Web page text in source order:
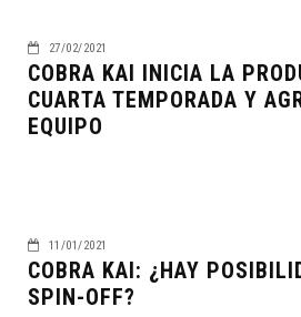
27/02/2021
COBRA KAI INICIA LA
CUARTA TEMPORADA Y
EQUIPO
11/01/2021
COBRA KAI: ¿HAY
SPIN-OFF?